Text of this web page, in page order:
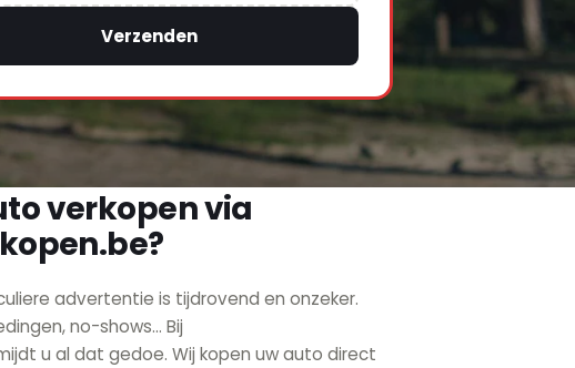
Verzenden
verkopen via
advertentie is tijdrovend en onzeker.
no-shows... Bij
u al dat gedoe. Wij kopen uw auto direct